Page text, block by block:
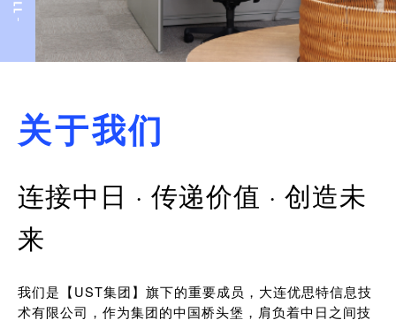
关于我们
连接中日 · 传递价值 · 创造未
来
我们是【UST集团】旗下的重要成员，大连优思特信息技
术有限公司，作为集团的中国桥头堡，肩负着中日之间技